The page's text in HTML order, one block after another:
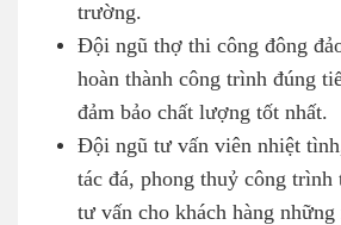
trường.
Đội ngũ thợ thi công đông
hoàn thành công trình đúng
đảm bảo chất lượng tốt nhất.
Đội ngũ tư vấn viên nhiệt
tác đá, phong thuỷ công trình
tư vấn cho khách hàng những